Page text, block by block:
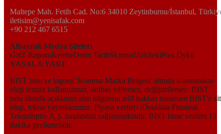
Maltepe Mah. Fetih Cad. No:6 34010 Zeytinburnu/İstanbul,
iletisim@yenisafak.com
+90 212 467 6515
Albayrak Medya Siteleri
GztZ RaporuKetebeDerin TarihSkyroadArkitektPost Öykü
YASAL UYARI
BIST isim ve logosu 'Koruma Marka Belgesi' altında korunmakta
olup izinsiz kullanılamaz, iktibas edilemez, değiştirilemez. BIST
ismi altında açıklanan tüm bilgilerin telif hakları tamamen BIST'e ait
olup, tekrar yayınlanamaz. Piyasa verileri iDealdata Finansal
Teknolojiler A.Ş. tarafından sağlanmaktadır. BİST hisse verileri 15
dakika gecikmelidir.